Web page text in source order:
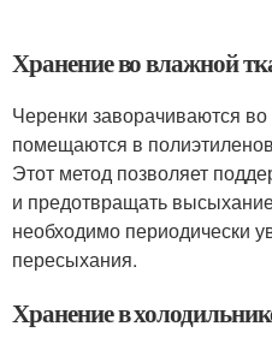
Хранение во влажной
Черенки заворачиваются
помещаются в
Этот метод позволяет
и предотвращать
необходимо периодически
пересыхания.
Хранение в